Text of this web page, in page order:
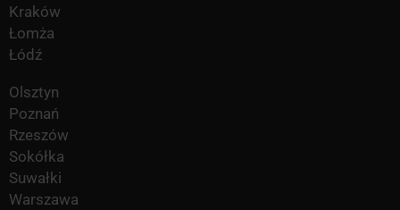
Kraków
Łomża
Łódź
Olsztyn
Poznań
Rzeszów
Sokółka
Suwałki
Warszawa